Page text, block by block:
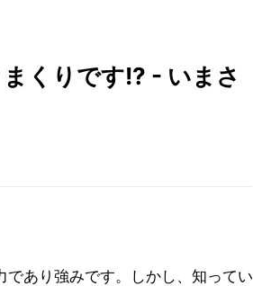
くりです!? - いまさ
あり強みです。しかし、知ってい